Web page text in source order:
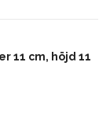
11 cm, höjd 11